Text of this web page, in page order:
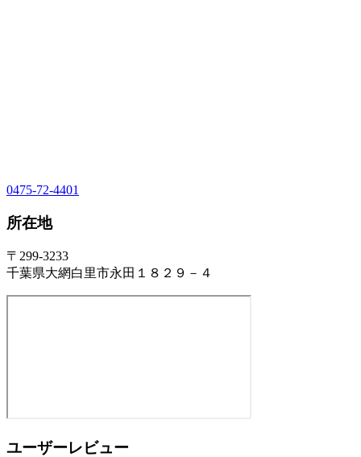
0475-72-4401
所在地
〒299-3233
千葉県大網白里市永田１８２９－４
ユーザーレビュー